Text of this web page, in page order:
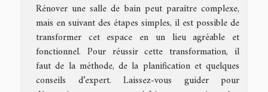
Rénover une salle de bain peut paraître complexe,
mais en suivant des étapes simples, il est possible de
transformer cet espace en un lieu agréable et
fonctionnel. Pour réussir cette transformation, il
faut de la méthode, de la planification et quelques
conseils d’expert. Laissez-vous guider pour